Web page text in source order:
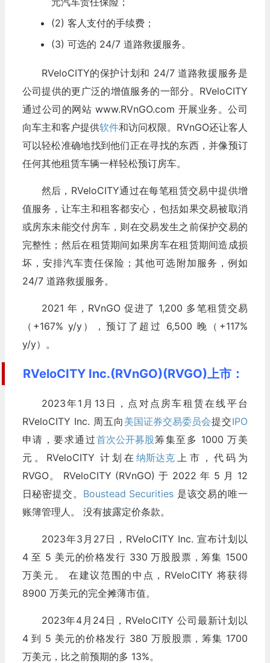
(2) 客人支付的手续费；
(3) 可选的 24/7 道路救援服务。
RVeloCITY的保护计划和 24/7 道路救援服务是
公司提供的更广泛的增值服务的一部分。RVeloCITY
通过公司的网站 www.RVnGO.com 开展业务。公司
向车主和客户提供软件和访问权限。RVnGO还让客人
可以轻松准确地找到他们正在寻找的东西，并像预订
任何其他租赁车辆一样轻松预订房车。
然后，RVeloCITY通过在每笔租赁交易中提供增
值服务，让车主和租客都安心，包括如果交易被取消
或房东未能交付房车，则在交易发生之前保护交易的
完整性；然后在租赁期间如果房车在租赁期间造成损
坏，安排汽车责任保险；其他可选附加服务，例如
24/7 道路救援服务。
2021 年，RVnGO 促进了 1,200 多笔租赁交易
（+167% y/y），预订了超过 6,500 晚（+117%
y/y）。
RVeloCITY Inc.(RVnGO)(RVGO)上市：
2023年1月13日，点对点房车租赁在线平台
RVeloCITY Inc. 周五向 美国证券交易委员会提交IPO
申请，要求通过首次公开募股筹集至多 1000 万美
元。RVeloCITY 计划在纳斯达克 上市，代码为
RVGO。 RVeloCITY (RVnGO) 于 2022 年 5 月 12
日秘密提交。 Boustead Securities是该交易的唯一
账簿管理人。 没有披露定价条款。
2023年3月27日，RVeloCITY Inc. 宣布计划以
4 至 5 美元的价格发行 330 万股股票，筹集 1500
万美元。 在建议范围的中点，RVeloCITY 将获得
8900 万美元的完全摊薄市值。
2023年4月24日，RVeloCITY 公司最新计划以
4 到 5 美元的价格发行 380 万股股票，筹集 1700
万美元，比之前预期的多 13%。